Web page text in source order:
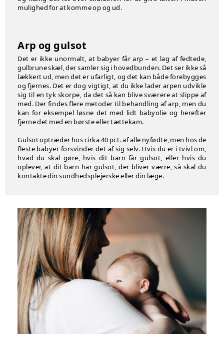
mulighed for at komme op og ud.
Arp og gulsot
Det er ikke unormalt, at babyer får arp – et lag af fedtede,
gulbrune skæl, der samler sig i hovedbunden. Det ser ikke så
lækkert ud, men det er ufarligt, og det kan både forebygges
og fjernes. Det er dog vigtigt, at du ikke lader arpen udvikle
sig til en tyk skorpe, da det så kan blive sværere at slippe af
med. Der findes flere metoder til behandling af arp, men du
kan for eksempel løsne det med lidt babyolie og herefter
fjerne det med en børste eller tættekam.
Gulsot optræder hos cirka 40 pct. af alle nyfødte, men hos de
fleste babyer forsvinder det af sig selv. Hvis du er i tvivl om,
hvad du skal gøre, hvis dit barn får gulsot, eller hvis du
oplever, at dit barn har gulsot, der bliver værre, så skal du
kontakte din sundhedsplejerske eller din læge.